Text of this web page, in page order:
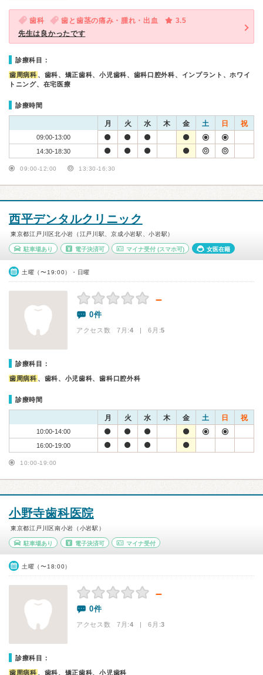
歯科 歯と歯茎の痛み・腫れ・出血
3.5
先生は良かったです
診療科目：
歯周病科 、歯科、矯正歯科、小児歯科、歯科口腔外科、インプラント、ホワイ
トニング、在宅医療
診療時間
月 火 水 木 金 土 日 祝
09:00-13:00
14:30-18:30
09:00-12:00 13:30-16:30
西平デンタルクリニック
東京都江戸川区北小岩（江戸川駅、京成小岩駅、小岩駅）
駐車場あり 電子決済可 マイナ受付 (スマホ可) 女医在籍
土曜（〜19:00）・日曜
－
0件
アクセス数 7月:4 | 6月:5
診療科目：
歯周病科 、歯科、小児歯科、歯科口腔外科
診療時間
月 火 水 木 金 土 日 祝
10:00-14:00
16:00-19:00
10:00-19:00
小野寺歯科医院
東京都江戸川区南小岩（小岩駅）
駐車場あり 電子決済可 マイナ受付
土曜（〜18:00）
－
0件
アクセス数 7月:4 | 6月:3
診療科目：
歯周病科 、歯科、矯正歯科、小児歯科